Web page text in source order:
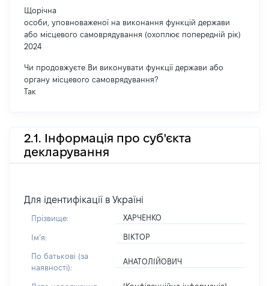
Щорічна
особи, уповноваженої на виконання функцій держави
або місцевого самоврядування (охоплює попередній рік)
2024
Чи продовжуєте Ви виконувати функції держави або
органу місцевого самоврядування?
Так
2.1. Інформація про суб'єкта
декларування
Для ідентифікації в Україні
Прізвище: ХАРЧЕНКО
Імʼя: ВІКТОР
По батькові (за
наявності):
АНАТОЛІЙОВИЧ